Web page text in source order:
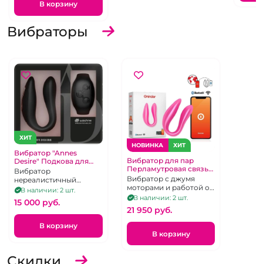
В корзину
Вибраторы
ХИТ
Вибратор "Annes
Desire" Подкова для
пар черная с
браслетом
Вибратор
нереалистичный
скрепка для пар с
пультом управления -
наручными "часами"
В наличии: 2 шт.
15 000 pуб.
В корзину
НОВИНКА ХИТ
Вибратор для пар
Перламутровая связь
"Oninder" скрепка
розовая
Вибратор с джумя
моторами и работой от
приложения
В наличии: 2 шт.
21 950 pуб.
В корзину